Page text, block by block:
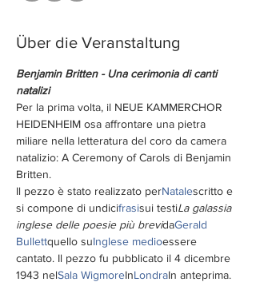
Über die Veranstaltung
Benjamin Britten - Una cerimonia di canti
natalizi
Per la prima volta, il NEUE KAMMERCHOR
HEIDENHEIM osa affrontare una pietra
miliare nella letteratura del coro da camera
natalizio: A Ceremony of Carols di Benjamin
Britten.
Il pezzo è stato realizzato perNatalescritto e
si compone di undicifrasisui testiLa galassia
inglese delle poesie più brevidaGerald
Bullettquello suInglese medioessere
cantato. Il pezzo fu pubblicato il 4 dicembre
1943 nelSala WigmoreInLondraIn anteprima.